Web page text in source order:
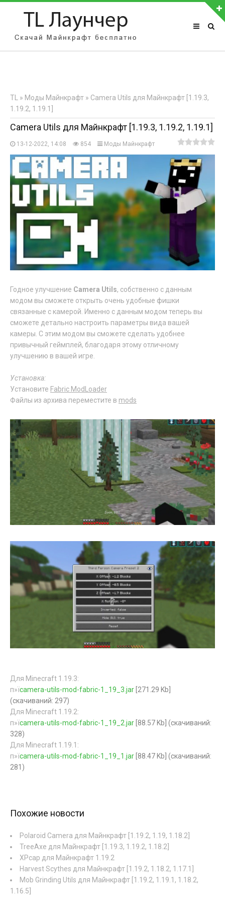
АВТОРИЗАЦИЯ НА САЙТЕ
Регистрация
TL » Моды Майнкрафт » Camera Utils для Майнкрафт [1.19.3,
1.19.2, 1.19.1]
Camera Utils для Майнкрафт [1.19.3, 1.19.2, 1.19.1]
13-12-2022, 14:08 854 Моды Майнкрафт
Годное улучшение Camera Utils, собственно с данным
модом вы сможете открыть очень удобные фишки
связанные с камерой. Именно с данным модом теперь вы
сможете детально настроить параметры вида вашей
камеры. С этим модом вы сможете сделать удобнее
привычный геймплей, благодаря этому отличному
улучшению в вашей игре.
Установка:
Установите Fabric ModLoader
Файлы из архива переместите в mods
Для Minecraft 1.19.3:
п»їcamera-utils-mod-fabric-1_19_3.jar [271.29 Kb]
(cкачиваний: 297)
Для Minecraft 1.19.2:
п»їcamera-utils-mod-fabric-1_19_2.jar [88.57 Kb] (cкачиваний:
328)
Для Minecraft 1.19.1:
п»їcamera-utils-mod-fabric-1_19_1.jar [88.47 Kb] (cкачиваний:
281)
Похожие новости
Polaroid Camera для Майнкрафт [1.19.2, 1.19, 1.18.2]
TreeAxe для Майнкрафт [1.19.3, 1.19.2, 1.18.2]
XPcap для Майнкрафт 1.19.2
Harvest Scythes для Майнкрафт [1.19.2, 1.18.2, 1.17.1]
Mob Grinding Utils для Майнкрафт [1.19.2, 1.19.1, 1.18.2,
1.16.5]